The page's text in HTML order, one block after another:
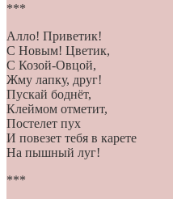
***
Алло! Приветик!
С Новым! Цветик,
С Козой-Овцой,
Жму лапку, друг!
Пускай боднёт,
Клеймом отметит,
Постелет пух
И повезет тебя в карете
На пышный луг!
***